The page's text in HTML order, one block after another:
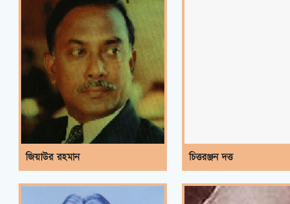
জিয়াউর রহমান চিত্তরঞ্জন দত্ত